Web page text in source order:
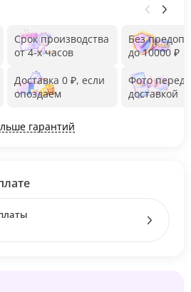
Срок производства
от 4-х часов
Доставка 0 ₽, если
опоздаем
Без
до 10000 ₽
Фото перед
доставкой
гарантий